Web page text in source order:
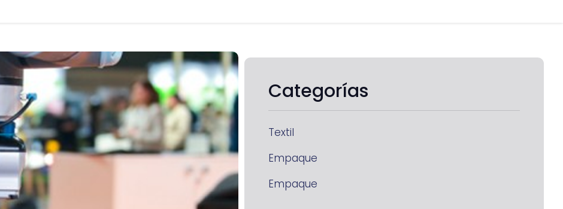
Categorías
Textil
Empaque
Empaque